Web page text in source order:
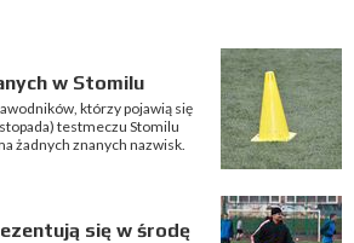
w Stomilu
którzy pojawią się
testmeczu Stomilu
żadnych znanych nazwisk.
się w środę